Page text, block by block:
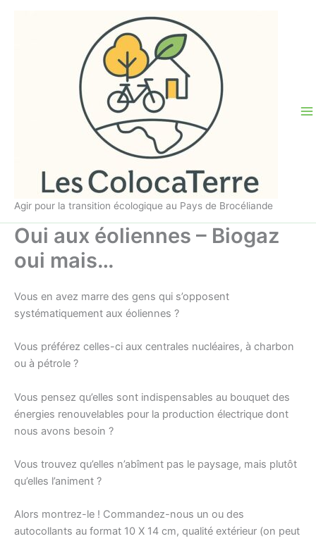
Agir pour la transition écologique au Pays de Brocéliande
Oui aux éoliennes – Biogaz
oui mais…
Vous en avez marre des gens qui s’opposent
systématiquement aux éoliennes ?
Vous préférez celles-ci aux centrales nucléaires, à charbon
ou à pétrole ?
Vous pensez qu’elles sont indispensables au bouquet des
énergies renouvelables pour la production électrique dont
nous avons besoin ?
Vous trouvez qu’elles n’abîment pas le paysage, mais plutôt
qu’elles l’animent ?
Alors montrez-le ! Commandez-nous un ou des
autocollants au format 10 X 14 cm, qualité extérieur (on peut